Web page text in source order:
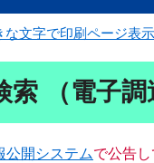
な文字で印刷ページ表示
索 （電子調
公開システムで公告